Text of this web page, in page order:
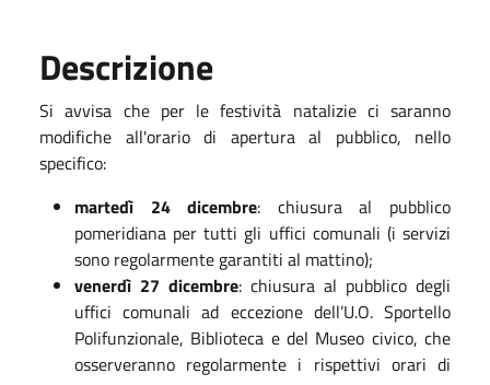
Descrizione
Si avvisa che per le festività natalizie ci saranno
modifiche all'orario di apertura al pubblico, nello
specifico:
martedì 24 dicembre: chiusura al pubblico
pomeridiana per tutti gli uffici comunali (i servizi
sono regolarmente garantiti al mattino);
venerdì 27 dicembre: chiusura al pubblico degli
uffici comunali ad eccezione dell’U.O. Sportello
Polifunzionale, Biblioteca e del Museo civico, che
osserveranno regolarmente i rispettivi orari di